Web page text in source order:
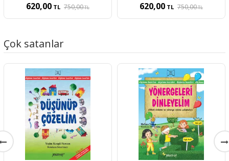
620,00 TL 750,00TL 620,00 TL 750,00TL
Çok satanlar